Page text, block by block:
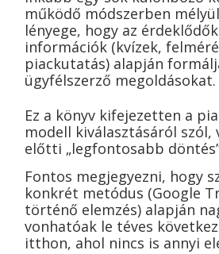
működő módszerben
lényege, hogy az
információk (kvízek,
piackutatás) alapján
ügyfélszerző megoldásokat.
Ez a könyv kifejezetten a
modell kiválasztásáról szól,
előtti „legfontosabb
Fontos megjegyezni, hogy
konkrét metódus (Google
történő elemzés) alapján
vonhatóak le téves
itthon, ahol nincs is annyi